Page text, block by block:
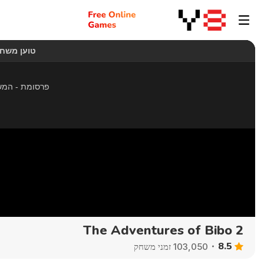
The Adventures of Bibo 2
8.5 103,050 זמני משחק